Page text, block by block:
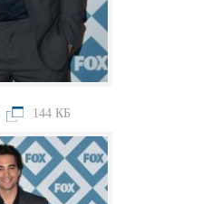
144 КБ